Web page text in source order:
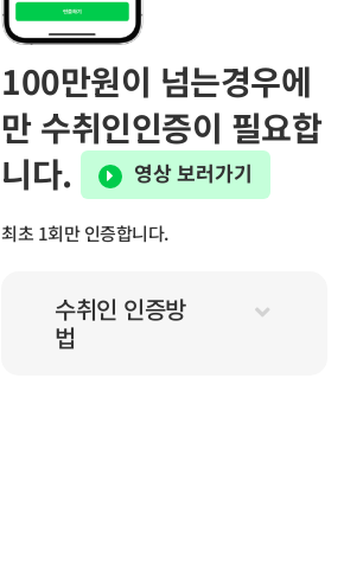
100만원이 넘는경우에
만 수취인인증이 필요합
니다.
영상 보러가기
최초 1회만 인증합니다.
수취인 인증방
법